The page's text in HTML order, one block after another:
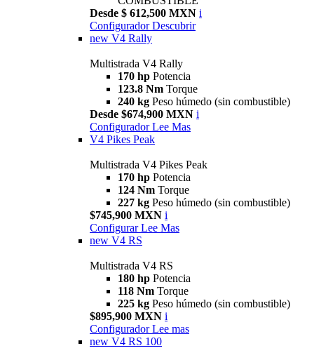
Desde $ 612,500 MXN i
Configurador Descubrir
new V4 Rally
Multistrada V4 Rally
170 hp Potencia
123.8 Nm Torque
240 kg Peso húmedo (sin combustible)
Desde $674,900 MXN i
Configurador Lee Mas
V4 Pikes Peak
Multistrada V4 Pikes Peak
170 hp Potencia
124 Nm Torque
227 kg Peso húmedo (sin combustible)
$745,900 MXN i
Configurar Lee Mas
new V4 RS
Multistrada V4 RS
180 hp Potencia
118 Nm Torque
225 kg Peso húmedo (sin combustible)
$895,900 MXN i
Configurador Lee mas
new V4 RS 100